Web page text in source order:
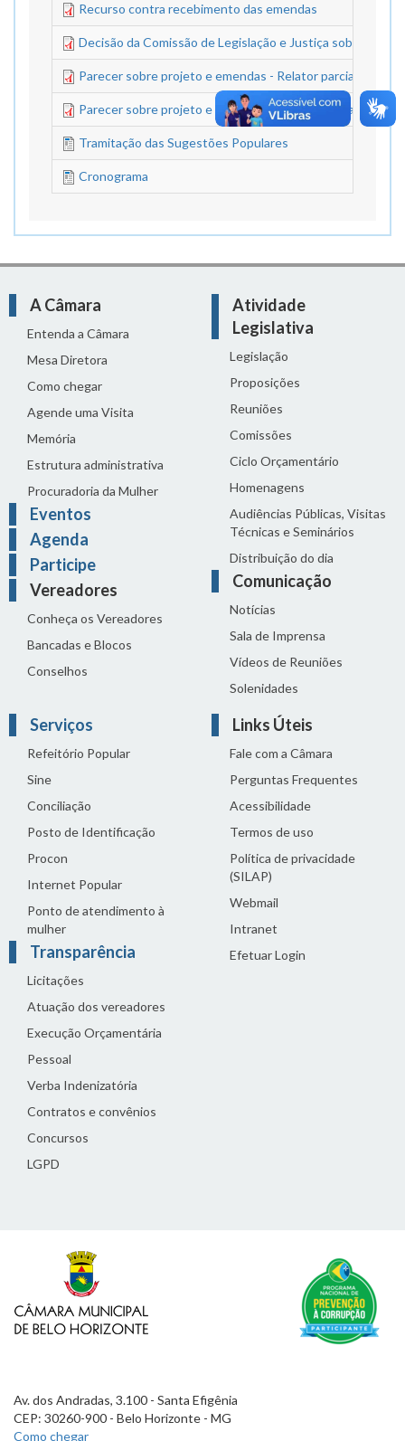
Recurso contra recebimento das emendas
Decisão da Comissão de Legislação e Justiça sobre
Parecer sobre projeto e emendas - Relator parcial - Ver.
Parecer sobre projeto e emendas - Relator parcial - Ver.
Tramitação das Sugestões Populares
Cronograma
A Câmara
Entenda a Câmara
Mesa Diretora
Como chegar
Agende uma Visita
Memória
Estrutura administrativa
Procuradoria da Mulher
Eventos
Agenda
Participe
Vereadores
Conheça os Vereadores
Bancadas e Blocos
Conselhos
Atividade
Legislativa
Legislação
Proposições
Reuniões
Comissões
Ciclo Orçamentário
Homenagens
Audiências Públicas, Visitas
Técnicas e Seminários
Distribuição do dia
Comunicação
Notícias
Sala de Imprensa
Vídeos de Reuniões
Solenidades
Serviços
Refeitório Popular
Sine
Conciliação
Posto de Identificação
Procon
Internet Popular
Ponto de atendimento à
mulher
Transparência
Licitações
Atuação dos vereadores
Execução Orçamentária
Pessoal
Verba Indenizatória
Contratos e convênios
Concursos
LGPD
Links Úteis
Fale com a Câmara
Perguntas Frequentes
Acessibilidade
Termos de uso
Política de privacidade
(SILAP)
Webmail
Intranet
Efetuar Login
Av. dos Andradas, 3.100 - Santa Efigênia
CEP: 30260-900 - Belo Horizonte - MG
Como chegar